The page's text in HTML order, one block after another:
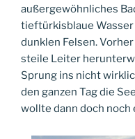
außergewöhnliches
tieftürkisblaue
dunklen Felsen.
steile Leiter
Sprung ins nicht
den ganzen Tag die
wollte dann doch noch